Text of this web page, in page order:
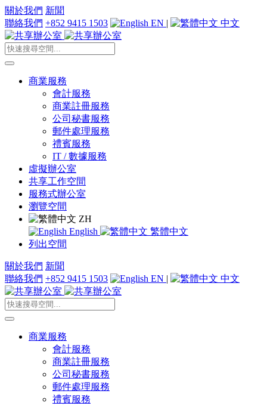
關於我們 新聞
聯絡我們 +852 9415 1503 EN | 中文
商業服務
會計服務
商業註冊服務
公司秘書服務
郵件處理服務
禮賓服務
IT / 數據服務
虛擬辦公室
共享工作空間
服務式辦公室
瀏覽空間
ZH
English
繁體中文
列出空間
關於我們 新聞
聯絡我們 +852 9415 1503 EN | 中文
商業服務
會計服務
商業註冊服務
公司秘書服務
郵件處理服務
禮賓服務